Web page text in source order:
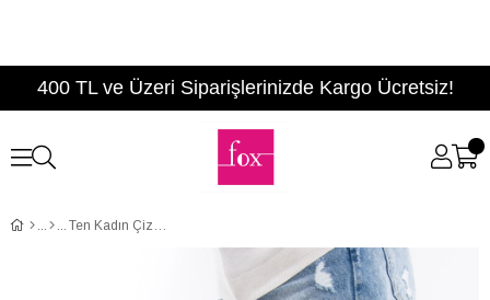
400 TL ve Üzeri Siparişlerinizde Kargo Ücretsiz!
Ten Kadın Çizme C340807002